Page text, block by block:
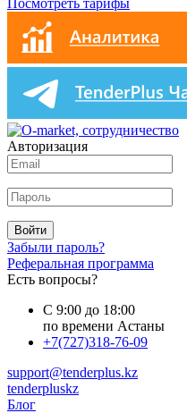
Авторизация
Войти
Забыли пароль?
Реферальная программа
Есть вопросы?
С 9:00 до 18:00
по времени Астаны
+7(727)318-76-09
support@tenderplus.kz
tenderpluskz
Блог